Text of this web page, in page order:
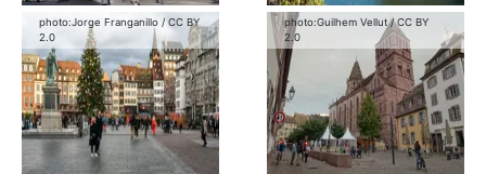
photo:Jorge Franganillo /CC BY
2.0
photo:Guilhem Vellut /CC BY
2.0